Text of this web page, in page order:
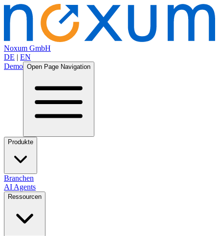
Noxum GmbH
DE | EN
Demo Open Page Navigation
Produkte
Branchen
AI Agents
Ressourcen